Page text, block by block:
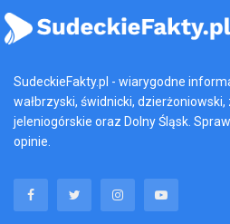
SudeckieFakty.pl - wiarygodne
wałbrzyski, świdnicki, dzierżoniowski,
jeleniogórskie oraz Dolny Śląsk.
opinie.